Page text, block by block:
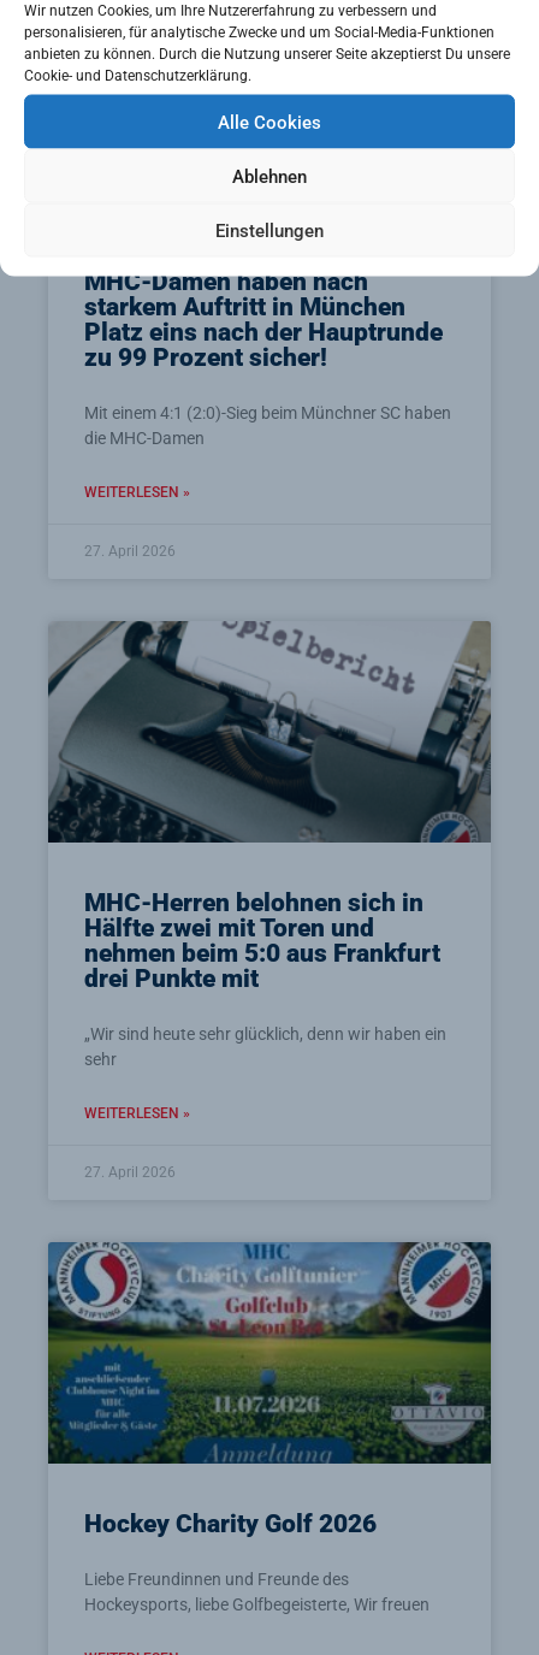
Wir nutzen Cookies, um Ihre Nutzererfahrung zu verbessern und
personalisieren, für analytische Zwecke und um Social-Media-Funktionen
anbieten zu können. Durch die Nutzung unserer Seite akzeptierst Du unsere
Cookie- und Datenschutzerklärung.
Alle Cookies
Ablehnen
Einstellungen
MHC-Damen haben nach
starkem Auftritt in München
Platz eins nach der Hauptrunde
zu 99 Prozent sicher!
Mit einem 4:1 (2:0)-Sieg beim Münchner SC haben
die MHC-Damen
WEITERLESEN »
27. April 2026
MHC-Herren belohnen sich in
Hälfte zwei mit Toren und
nehmen beim 5:0 aus Frankfurt
drei Punkte mit
„Wir sind heute sehr glücklich, denn wir haben ein
sehr
WEITERLESEN »
27. April 2026
Hockey Charity Golf 2026
Liebe Freundinnen und Freunde des
Hockeysports, liebe Golfbegeisterte, Wir freuen